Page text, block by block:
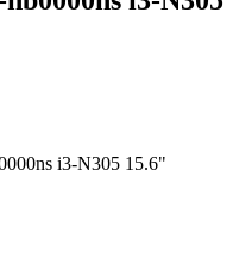
i3-N305 15.6"